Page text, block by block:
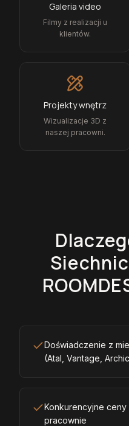
Galeria video
Filmy z realizacji u
klientów.
Projekty wnętrz
Wizualizacje 3D z
naszej pracowni.
Siechnic
Doświadczenie z
(Atal, Vantage,
Konkurencyjne
pracownie